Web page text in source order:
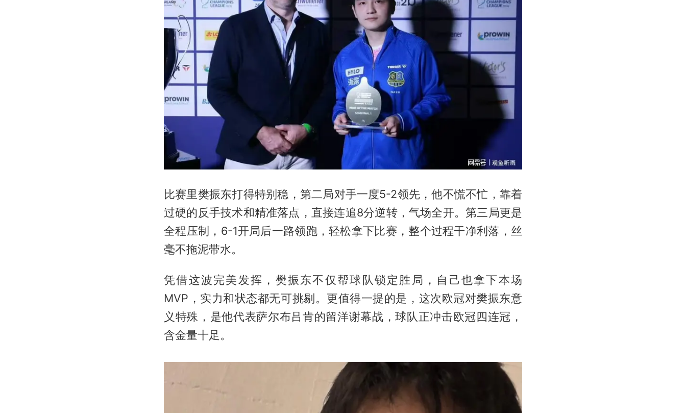
比赛里樊振东打得特别稳，第二局对手一度5-2领先，他不慌不忙，靠着
过硬的反手技术和精准落点，直接连追8分逆转，气场全开。第三局更是
全程压制，6-1开局后一路领跑，轻松拿下比赛，整个过程干净利落，丝
毫不拖泥带水。
凭借这波完美发挥，樊振东不仅帮球队锁定胜局，自己也拿下本场
MVP，实力和状态都无可挑剔。更值得一提的是，这次欧冠对樊振东意
义特殊，是他代表萨尔布吕肯的留洋谢幕战，球队正冲击欧冠四连冠，
含金量十足。